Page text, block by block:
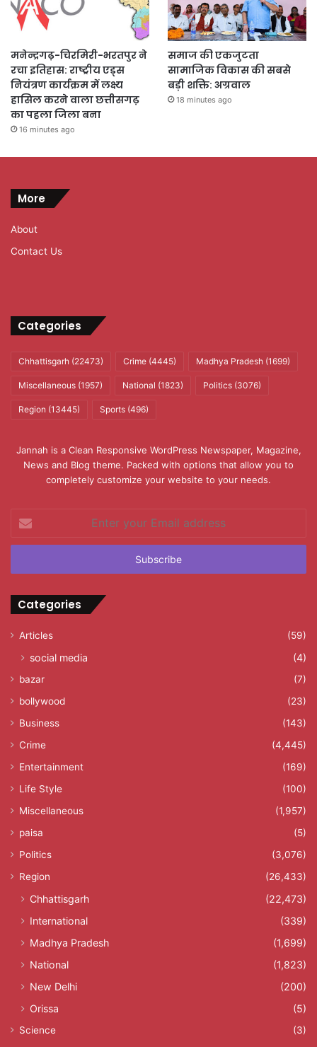
मनेन्द्रगढ़-चिरमिरी-भरतपुर ने
रचा इतिहास: राष्ट्रीय एड्स
नियंत्रण कार्यक्रम में लक्ष्य
हासिल करने वाला छत्तीसगढ़
का पहला जिला बना
16 minutes ago
समाज की एकजुटता
सामाजिक विकास की सबसे
बड़ी शक्ति: अग्रवाल
18 minutes ago
More
About
Contact Us
Categories
Chhattisgarh (22473) Crime (4445) Madhya Pradesh (1699)
Miscellaneous (1957) National (1823) Politics (3076)
Region (13445) Sports (496)
Jannah is a Clean Responsive WordPress Newspaper, Magazine,
News and Blog theme. Packed with options that allow you to
completely customize your website to your needs.
your
Email
Categories
Articles (59)
social media (4)
bazar
(7)
bollywood
(23)
Business
(143)
Crime
(4,445)
Entertainment
(169)
Life Style
(100)
Miscellaneous
(1,957)
paisa
(5)
Politics
(3,076)
Region
(26,433)
Chhattisgarh
(22,473)
International
(339)
Madhya Pradesh
(1,699)
National
(1,823)
New Delhi
(200)
Orissa
(5)
Science
(3)